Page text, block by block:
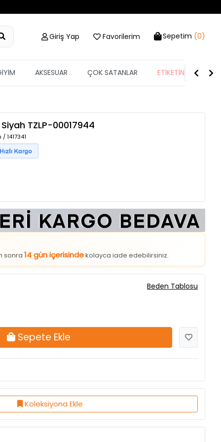
Giriş Yap Favorilerim Sepetim (0)
AKSESUAR ÇOK SATANLAR ETİKETİN YARISI
Siyah TZLP-00017944
1417341
sonra14 gün içerisindekolayca iade edebilirsiniz.
Koleksiyona Ekle